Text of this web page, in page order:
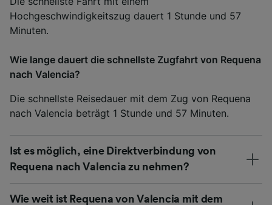
Hochgeschwindigkeitszug dauert 1 Stunde und 57
Minuten.
Wie lange dauert die schnellste Zugfahrt von Requena
nach Valencia?
Die schnellste Reisedauer mit dem Zug von Requena
nach Valencia beträgt 1 Stunde und 57 Minuten.
Ist es möglich, eine Direktverbindung von
Requena nach Valencia zu nehmen?
Wie weit ist Requena von Valencia mit dem